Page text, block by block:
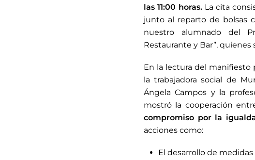
las 11:00 horas.La cita
junto al reparto de bolsas
nuestro alumnado del
Restaurante y Bar”,
En la lectura del manifiesto
la trabajadora social de
Ángela Campos y la
mostró la cooperación
compromiso por la
acciones como:
El desarrollo de